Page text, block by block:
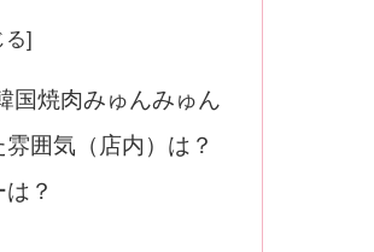
国焼肉みゅんみゅん
囲気（店内）は？
？